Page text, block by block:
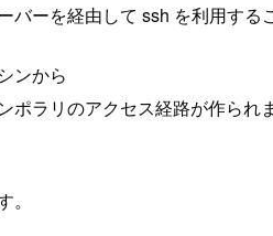
ーを経由して ssh を利用する
ンから
ポラリのアクセス経路が作られま